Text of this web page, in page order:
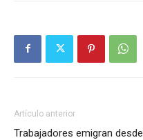
Artículo anterior
Trabajadores emigran desde